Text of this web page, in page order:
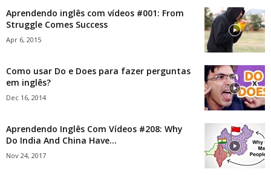
Aprendendo inglês com vídeos #001: From
Struggle Comes Success
Apr 6, 2015
Como usar Do e Does para fazer perguntas
em inglês?
Dec 16, 2014
Aprendendo Inglês Com Vídeos #208: Why
Do India And China Have...
Nov 24, 2017